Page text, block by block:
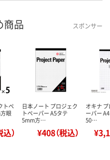
商品 スポンサー
トペ
眼
）
日本ノート プロジェク
トペーパー A5タテ
5mm方…
¥408（税込）
オキナ
ーパー
50…